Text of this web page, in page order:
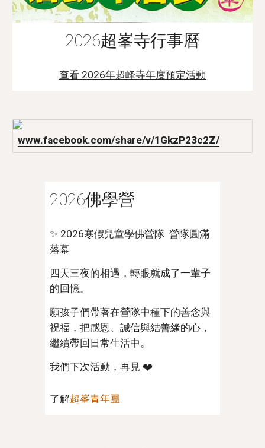
2026超峯寺行事曆
查看 2026年超峰寺年度預定活動
www.facebook.com/share/v/1GkzP23c2Z/
2026佛學營
✨ 2026寒假兒童學佛營隊 營隊圓滿
落幕
四天三夜的相遇，轉眼就成了一輩子
的回憶。
願孩子們帶著在營隊中種下的善念與
祝福，把感恩、誠信與結善緣的心，
繼續帶回日常生活中。
我們下次活動，再見 ❤️
了解超峯青年團